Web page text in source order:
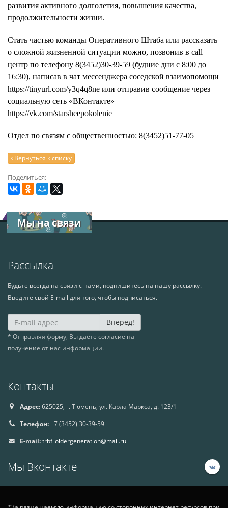
развития активного долголетия, повышения качества,
продолжительности жизни.
Стать частью команды Оперативного Штаба или рассказать
о сложной жизненной ситуации можно, позвонив в call–
центр по телефону 8(3452)30-39-59 (будние дни с 8:00 до
16:30), написав в чат мессенджера соседской взаимопомощи
https://tinyurl.com/y3q4q8ne или отправив сообщение через
социальную сеть «ВКонтакте»
https://vk.com/starsheepokolenie
Отдел по связям с общественностью: 8(3452)51-77-05
Вернуться к списку
Поделиться:
Мы на связи
Рассылка
Будьте всегда на связи с нами, подпишитесь на нашу рассылку.
Введите свой E-mail для того, чтобы подписаться.
Вперед!
* Отправляя форму, Вы даете согласие на
получение от нас информации.
Контакты
Адрес:625025, г. Тюмень, ул. Карла Маркса, д. 123/1
Телефон:+7 (3452) 30-39-59
E-mail:trbf_oldergeneration@mail.ru
Мы Вконтакте